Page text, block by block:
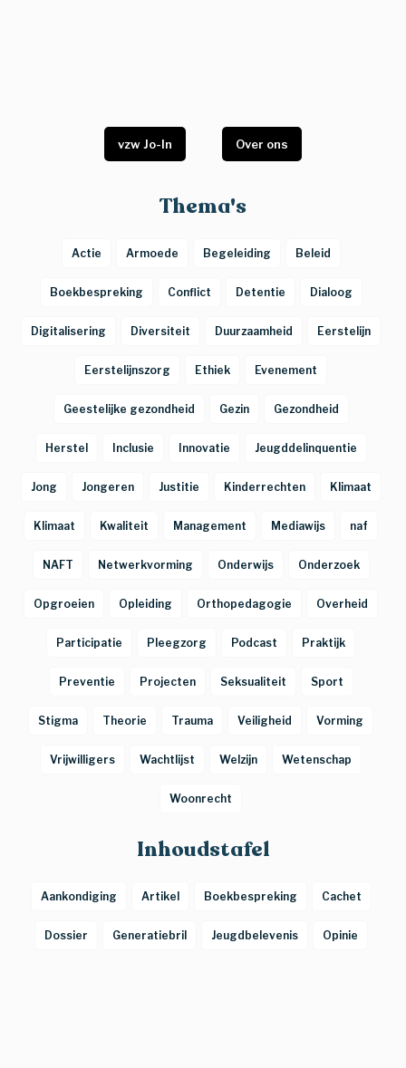
Inhoudstafel
Aankondiging Artikel Boekbespreking Cachet
Dossier Generatiebril Jeugdbelevenis Opinie
Thema's
Actie Armoede Begeleiding Beleid
Boekbespreking Conflict Detentie Dialoog
Digitalisering Diversiteit Duurzaamheid Eerstelijn
Eerstelijnszorg Ethiek Evenement
Geestelijke gezondheid Gezin Gezondheid
Herstel Inclusie Innovatie Jeugddelinquentie
Jong Jongeren Justitie Kinderrechten Klimaat
Klimaat Kwaliteit Management Mediawijs naf
NAFT Netwerkvorming Onderwijs Onderzoek
Opgroeien Opleiding Orthopedagogie Overheid
Participatie Pleegzorg Podcast Praktijk
Preventie Projecten Seksualiteit Sport
Stigma Theorie Trauma Veiligheid Vorming
Vrijwilligers Wachtlijst Welzijn Wetenschap
Woonrecht
vzw Jo-In Over ons